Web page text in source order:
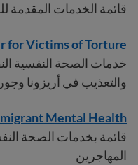
قائمة الخدمات المقدمة
for Victims of Torture
خدمات الصحة النفسية
والتعذيب في أريزونا
Mental Health
قائمة بخدمات الصحة
المهاجرين